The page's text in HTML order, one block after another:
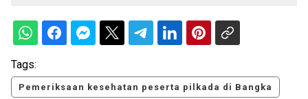
Tags:
Pemeriksaan kesehatan peserta pilkada di Bangka